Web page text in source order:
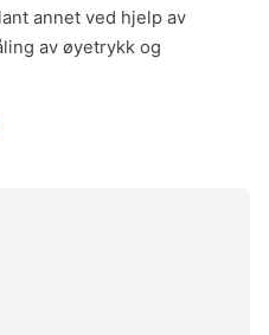
annet ved hjelp av
av øyetrykk og